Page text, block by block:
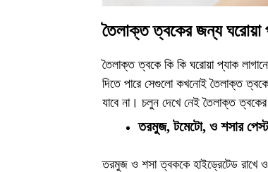
তৈলাক্ত ত্বকের জন্য ঘরোয়া
তৈলাক্ত ত্বকে কি কি ঘরোয়া প্যাক
দিতে পারে সেগুলো কখনোই তৈলাক্ত ত্বকে
যাবে না। চলুন দেখে নেই তৈলাক্ত
তরমুজ, টমেটো, ও শসার পেস্ট
তরমুজ ও শসা ত্বককে হাইড্রেটেড রাখে